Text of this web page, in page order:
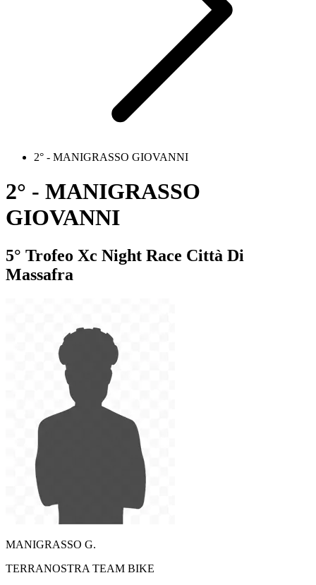
2° - MANIGRASSO GIOVANNI
2° - MANIGRASSO
GIOVANNI
5° Trofeo Xc Night Race Città Di
Massafra
MANIGRASSO G.
TERRANOSTRA TEAM BIKE